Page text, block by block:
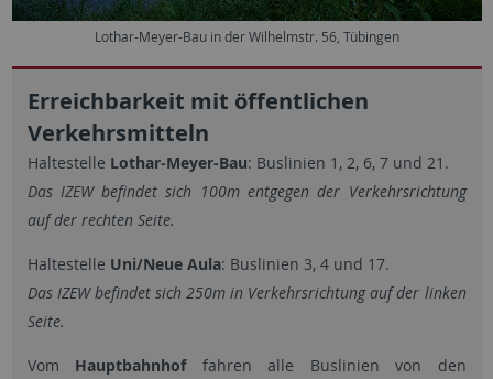
Lothar-Meyer-Bau in der Wilhelmstr. 56, Tübingen
Erreichbarkeit mit öffentlichen
Verkehrsmitteln
Haltestelle Lothar-Meyer-Bau: Buslinien 1, 2, 6, 7 und 21.
Das IZEW befindet sich 100m entgegen der Verkehrsrichtung
auf der rechten Seite.
Haltestelle Uni/Neue Aula: Buslinien 3, 4 und 17.
Das IZEW befindet sich 250m in Verkehrsrichtung auf der linken
Seite.
Vom Hauptbahnhoffahren alle Buslinien von den